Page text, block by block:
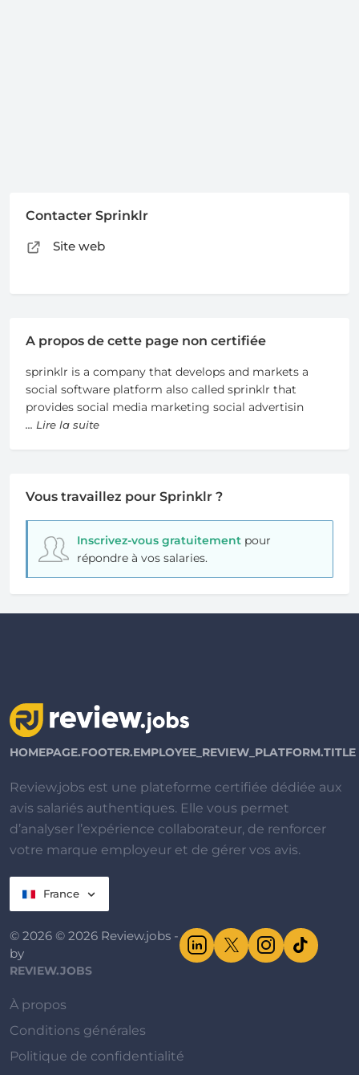
Contacter Sprinklr
Site web
A propos de cette page non certifiée
sprinklr is a company that develops and markets a
social software platform also called sprinklr that
provides social media marketing social advertisin
... Lire la suite
Vous travaillez pour Sprinklr ?
Inscrivez-vous gratuitementpour
répondre à vos salaries.
HOMEPAGE.FOOTER.EMPLOYEE_REVIEW_PLATFORM.TITLE
Review.jobs est une plateforme certifiée dédiée aux
avis salariés authentiques. Elle vous permet
d’analyser l’expérience collaborateur, de renforcer
votre marque employeur et de gérer vos avis.
France
© 2026 © 2026 Review.jobs -
by
REVIEW.JOBS
À propos
Conditions générales
Politique de confidentialité